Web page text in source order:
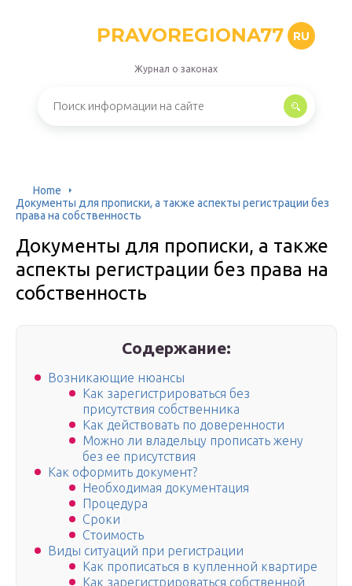
PRAVOREGIONA77 RU
Журнал о законах
Home
Документы для прописки, а также аспекты регистрации без
права на собственность
Документы для прописки, а также
аспекты регистрации без права на
собственность
Содержание:
Возникающие нюансы
Как зарегистрироваться без
присутствия собственника
Как действовать по доверенности
Можно ли владельцу прописать жену
без ее присутствия
Как оформить документ?
Необходимая документация
Процедура
Сроки
Стоимость
Виды ситуаций при регистрации
Как прописаться в купленной квартире
Как зарегистрироваться собственной